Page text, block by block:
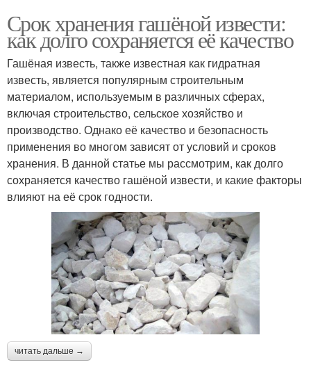
Срок хранения гашёной извести:
как долго сохраняется её качество
Гашёная известь, также известная как гидратная
известь, является популярным строительным
материалом, используемым в различных сферах,
включая строительство, сельское хозяйство и
производство. Однако её качество и безопасность
применения во многом зависят от условий и сроков
хранения. В данной статье мы рассмотрим, как долго
сохраняется качество гашёной извести, и какие факторы
влияют на её срок годности.
читать дальше →